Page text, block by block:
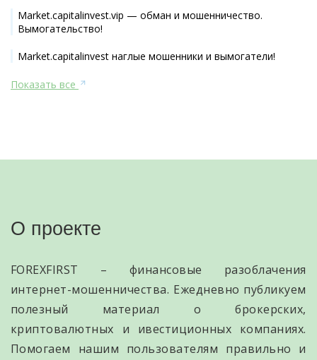
Market.capitalinvest.vip — обман и мошенничество.
Вымогательство!
Market.capitalinvest наглые мошенники и вымогатели!
Показать все
О проекте
FOREXFIRST – финансовые разоблачения
интернет-мошенничества. Ежедневно публикуем
полезный материал о брокерских,
криптовалютных и ивестиционных компаниях.
Помогаем нашим пользователям правильно и